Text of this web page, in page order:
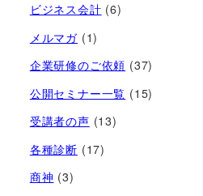
ビジネス会計 (6)
メルマガ (1)
企業研修のご依頼 (37)
公開セミナー一覧 (15)
受講者の声 (13)
各種診断 (17)
商神 (3)